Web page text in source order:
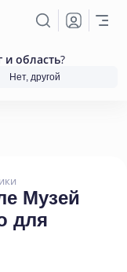
и область?
Нет, другой
Музей
для